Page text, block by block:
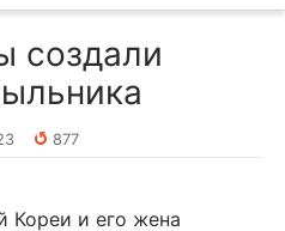
создали
877
Кореи и его жена